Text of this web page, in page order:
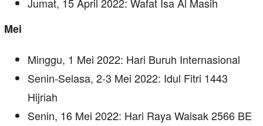
Mei
Minggu, 1 Mei 2022: Hari Buruh Internasional
Senin-Selasa, 2-3 Mei 2022: Idul Fitri 1443
Hijriah
Senin, 16 Mei 2022: Hari Raya Waisak 2566 BE